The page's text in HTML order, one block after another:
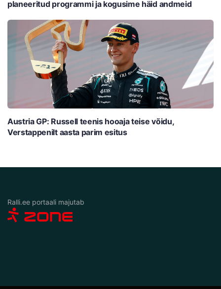
planeeritud programmi ja kogusime häid andmeid
Austria GP: Russell teenis hooaja teise võidu,
Verstappenilt aasta parim esitus
Ralli.ee portaali majutab